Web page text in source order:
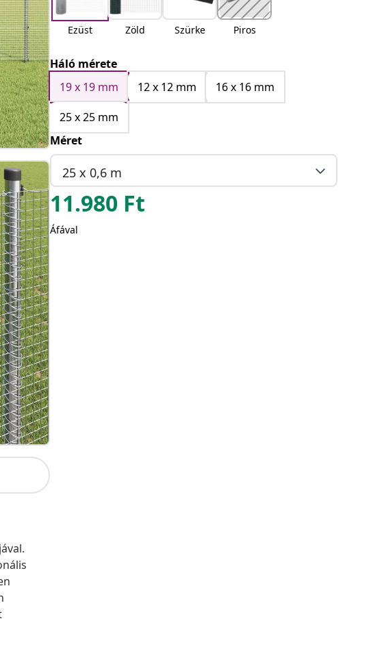
Ezüst Zöld Szürke Piros
Háló mérete
19 x 19 mm
12 x 12 mm
16 x 16 mm
25 x 25 mm
Méret
25 x 0,6 m
11.980 Ft
Áfával